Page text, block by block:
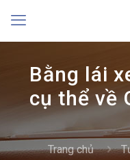
Bằng lái
cụ thể về
Trang chủ